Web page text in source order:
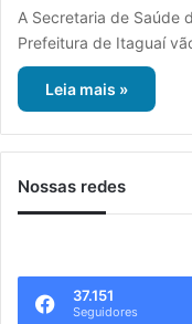
A Secretaria de Saúde
Prefeitura de Itaguaí
Leia mais »
Nossas redes
37.151
Seguidores